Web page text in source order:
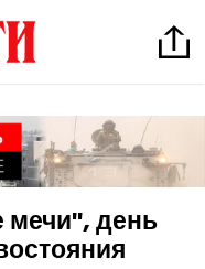
день